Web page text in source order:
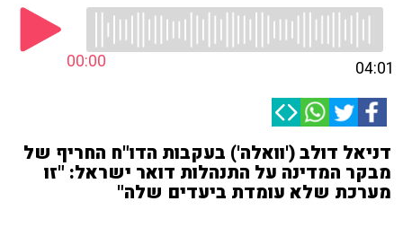
00:00 04:01
דניאל דולב ('וואלה') בעקבות הדו"ח החריף של
מבקר המדינה על התנהלות דואר ישראל: "זו
מערכת שלא עומדת ביעדים שלה"